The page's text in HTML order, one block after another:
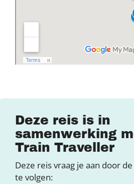
Deze reis is in
samenwerking
Train Traveller
Deze reis vraag je aan door
te volgen: